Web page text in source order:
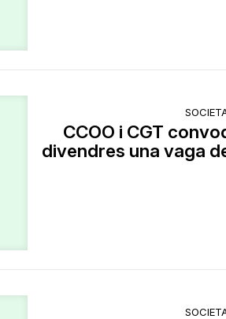
CCOO i CGT
divendres una vaga